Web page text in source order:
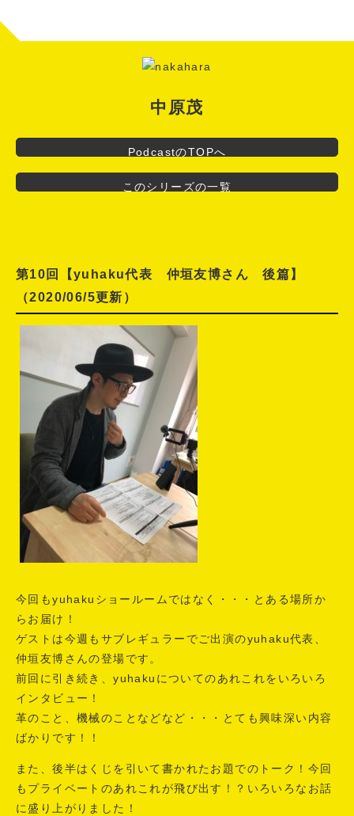
中原茂
PodcastのTOPへ
このシリーズの一覧
第10回【yuhaku代表 仲垣友博さん 後篇】
（2020/06/5更新）
今回もyuhakuショールームではなく・・・とある場所か
らお届け！
ゲストは今週もサブレギュラーでご出演のyuhaku代表、
仲垣友博さんの登場です。
前回に引き続き、yuhakuについてのあれこれをいろいろ
インタビュー！
革のこと、機械のことなどなど・・・とても興味深い内容
ばかりです！！
また、後半はくじを引いて書かれたお題でのトーク！今回
もプライベートのあれこれが飛び出す！？いろいろなお話
に盛り上がりました！